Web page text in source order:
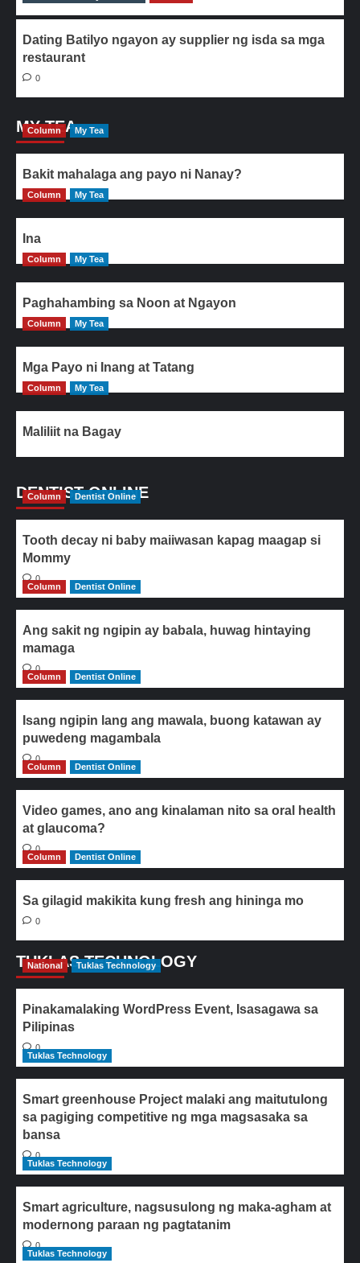
Dating Batilyo ngayon ay supplier ng isda sa mga
restaurant
0
MY TEA
Column My Tea
Bakit mahalaga ang payo ni Nanay?
Column My Tea
Ina
Column My Tea
Paghahambing sa Noon at Ngayon
Column My Tea
Mga Payo ni Inang at Tatang
Column My Tea
Maliliit na Bagay
DENTIST ONLINE
Column Dentist Online
Tooth decay ni baby maiiwasan kapag maagap si
Mommy
0
Column
Dentist Online
Ang sakit ng ngipin ay babala, huwag hintaying
mamaga
0
Column
Dentist Online
Isang ngipin lang ang mawala, buong katawan ay
puwedeng magambala
0
Column
Dentist Online
Video games, ano ang kinalaman nito sa oral health
at glaucoma?
0
Column
Dentist Online
Sa gilagid makikita kung fresh ang hininga mo
0
TUKLAS TECHNOLOGY
National Tuklas Technology
Pinakamalaking WordPress Event, Isasagawa sa
Pilipinas
0
Tuklas Technology
Smart greenhouse Project malaki ang maitutulong
sa pagiging competitive ng mga magsasaka sa
bansa
0
Tuklas Technology
Smart agriculture, nagsusulong ng maka-agham at
modernong paraan ng pagtatanim
0
Tuklas Technology